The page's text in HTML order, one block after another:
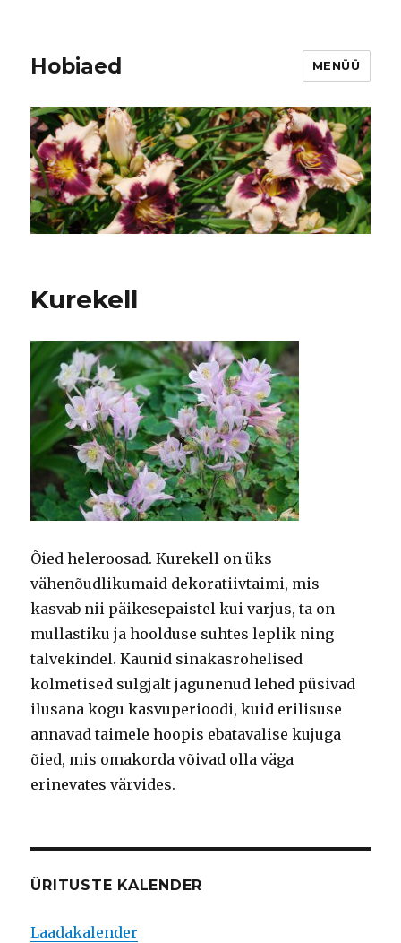
Hobiaed MENÜÜ
Kurekell
Õied heleroosad. Kurekell on üks
vähenõudlikumaid dekoratiivtaimi, mis
kasvab nii päikesepaistel kui varjus, ta on
mullastiku ja hoolduse suhtes leplik ning
talvekindel. Kaunid sinakasrohelised
kolmetised sulgjalt jagunenud lehed püsivad
ilusana kogu kasvuperioodi, kuid erilisuse
annavad taimele hoopis ebatavalise kujuga
õied, mis omakorda võivad olla väga
erinevates värvides.
ÜRITUSTE KALENDER
Laadakalender